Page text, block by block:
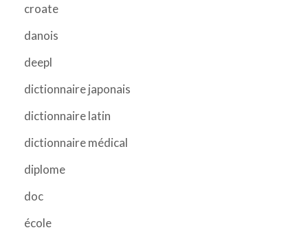
croate
danois
deepl
dictionnaire japonais
dictionnaire latin
dictionnaire médical
diplome
doc
école